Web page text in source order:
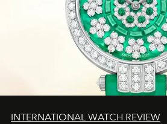
INTERNATIONAL WATCH REVIEW